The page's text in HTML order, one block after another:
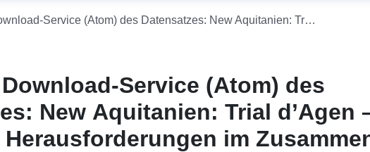
Einfacher Download-Service (Atom) des Datensatzes: New Aquitanien: Trial d’Agen – Einmalige Herausforderungen im Zusammenhang mit dem Kulturerbe, Hochwasserrichtlinie
Service (Atom) des
New Aquitanien: Trial d’Agen
im